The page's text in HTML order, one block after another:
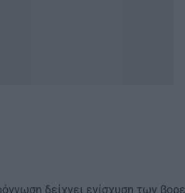
δείχνει ενίσχυση των